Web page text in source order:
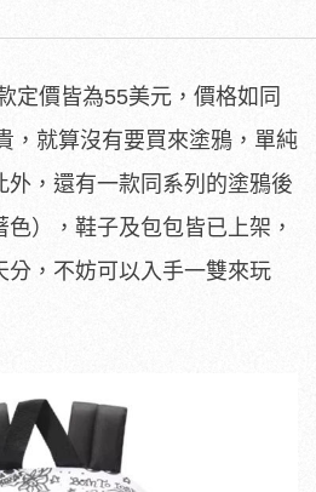
定價皆為55美元，價格如同
，就算沒有要買來塗鴉，單純
外，還有一款同系列的塗鴉後
），鞋子及包包皆已上架，
分，不妨可以入手一雙來玩